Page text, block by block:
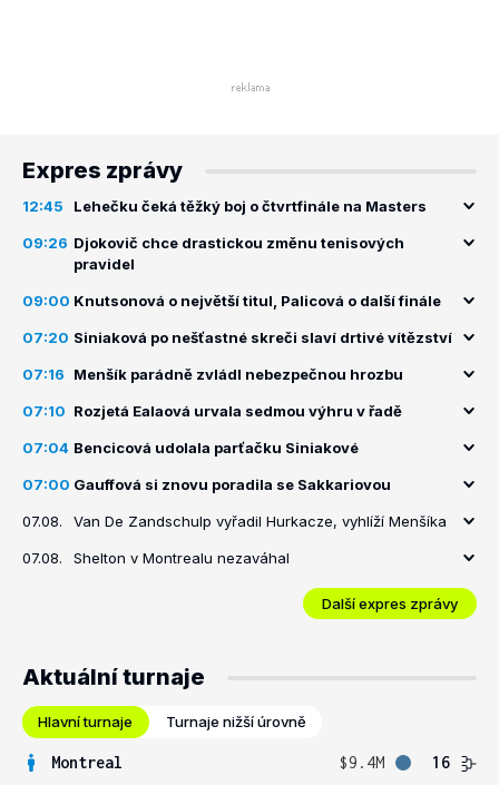
Expres zprávy
12:45 Lehečku čeká těžký boj o čtvrtfinále na Masters
09:26 Djokovič chce drastickou změnu tenisových
pravidel
09:00 Knutsonová o největší titul, Palicová o další finále
07:20 Siniaková po nešťastné skreči slaví drtivé vítězství
07:16 Menšík parádně zvládl nebezpečnou hrozbu
07:10 Rozjetá Ealaová urvala sedmou výhru v řadě
07:04 Bencicová udolala parťačku Siniakové
07:00 Gauffová si znovu poradila se Sakkariovou
07.08. Van De Zandschulp vyřadil Hurkacze, vyhlíží Menšíka
07.08. Shelton v Montrealu nezaváhal
Další expres zprávy
Aktuální turnaje
Hlavní turnaje Turnaje nižší úrovně
Montreal $9.4M
16